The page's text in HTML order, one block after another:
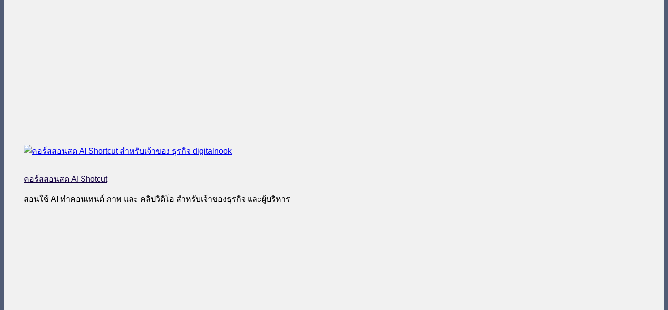
คอร์สสอนสด AI Shotcut
สอนใช้ AI ทำคอนเทนต์ ภาพ และ คลิปวิดิโอ สำหรับเจ้าของธุรกิจ และผู้บริหาร